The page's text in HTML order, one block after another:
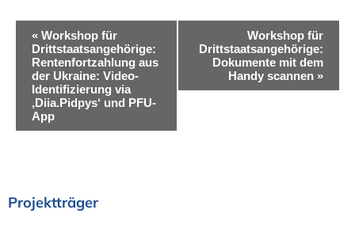
t
« Workshop für
Drittstaatsangehörige:
Rentenfortzahlung aus
der Ukraine: Video-
Identifizierung via
‚Diia.Pidpys‘ und PFU-
App
Workshop für
Drittstaatsangehörige:
Dokumente mit dem
Handy scannen »
Projektträger